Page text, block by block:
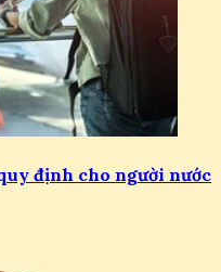
định cho người nước